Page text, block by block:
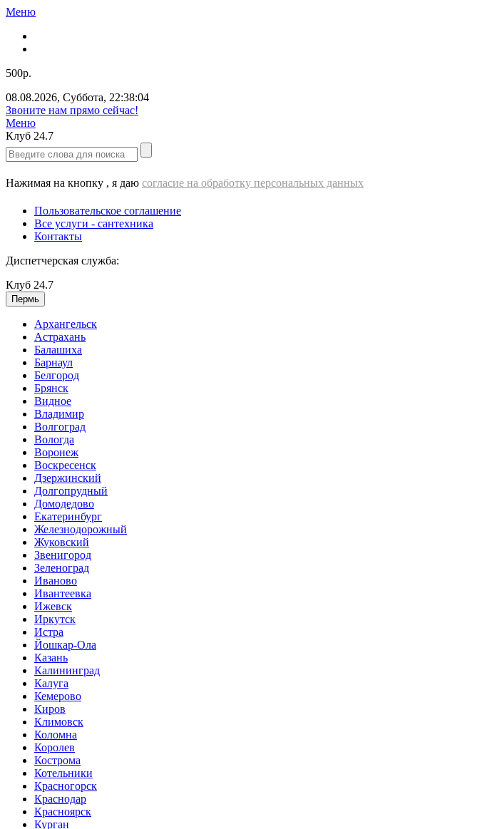
Меню
500р.
08.08.2026, Суббота, 22:38:06
Звоните нам прямо сейчас!
Меню
Клуб 24.7
Нажимая на кнопку , я даю согласие на обработку персональных данных
Пользовательское соглашение
Все услуги - cантехника
Контакты
Диспетчерская служба:
Клуб 24.7
Пермь
Архангельск
Астрахань
Балашиха
Барнаул
Белгород
Брянск
Видное
Владимир
Волгоград
Вологда
Воронеж
Воскресенск
Дзержинский
Долгопрудный
Домодедово
Екатеринбург
Железнодорожный
Жуковский
Звенигород
Зеленоград
Иваново
Ивантеевка
Ижевск
Иркутск
Истра
Йошкар-Ола
Казань
Калининград
Калуга
Кемерово
Киров
Климовск
Коломна
Королев
Кострома
Котельники
Красногорск
Краснодар
Красноярск
Курган